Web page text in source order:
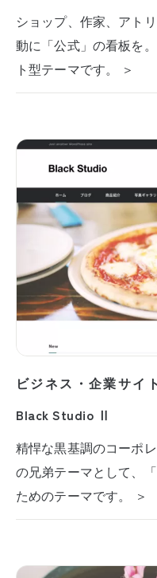
ショップ、作家、アト
動に「公式」の看板を
ト型テーマです。 ＞
ビジネス・企業サイト
Black Studio Ⅱ
精悍な黒基調のコーポ
の兄弟テーマとして、
ためのテーマです。 ＞